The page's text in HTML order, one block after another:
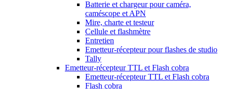
Batterie et chargeur pour caméra,
caméscope et APN
Mire, charte et testeur
Cellule et flashmètre
Entretien
Emetteur-récepteur pour flashes de studio
Tally
Emetteur-récepteur TTL et Flash cobra
Emetteur-récepteur TTL et Flash cobra
Flash cobra